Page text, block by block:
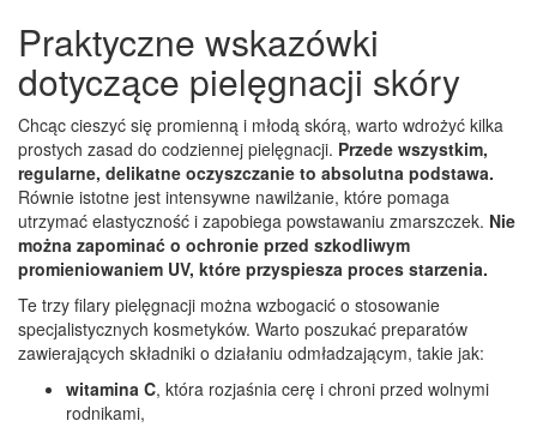
Praktyczne wskazówki
dotyczące pielęgnacji skóry
Chcąc cieszyć się promienną i młodą skórą, warto wdrożyć kilka
prostych zasad do codziennej pielęgnacji. Przede wszystkim,
regularne, delikatne oczyszczanie to absolutna podstawa.
Równie istotne jest intensywne nawilżanie, które pomaga
utrzymać elastyczność i zapobiega powstawaniu zmarszczek. Nie
można zapominać o ochronie przed szkodliwym
promieniowaniem UV, które przyspiesza proces starzenia.
Te trzy filary pielęgnacji można wzbogacić o stosowanie
specjalistycznych kosmetyków. Warto poszukać preparatów
zawierających składniki o działaniu odmładzającym, takie jak:
witamina C, która rozjaśnia cerę i chroni przed wolnymi
rodnikami,